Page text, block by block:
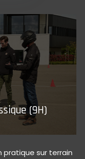
(9H)
pratique sur terrain